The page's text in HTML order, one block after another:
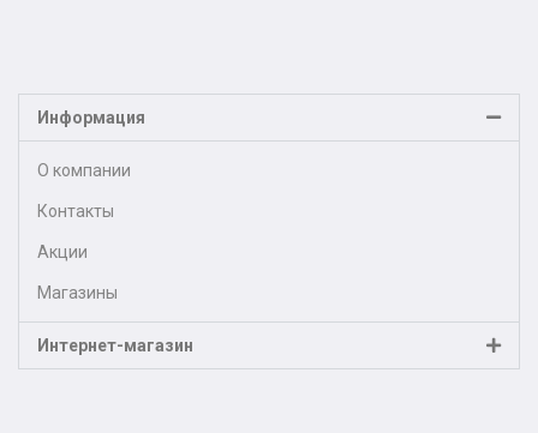
Информация
О компании
Контакты
Акции
Магазины
Интернет-магазин